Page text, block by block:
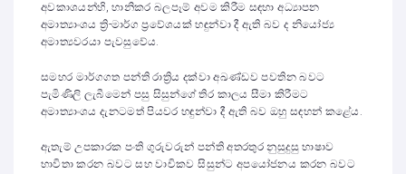
අවකාශයන්හි, හානිකර බලපෑම් අවම කිරීම සඳහා අධ්‍යාපන
අමාත්‍යාංශය ත්‍රි-මාර්ග ප්‍රවේශයක් හඳුන්වා දී ඇති බව ද නියෝජ්‍ය
අමාත්‍යවරයා පැවසුවේය.
සමහර මාර්ගගත පන්ති රාත්‍රිය දක්වා අඛණ්ඩව පවතින බවට
පැමිණිලි ලැබීමෙන් පසු සිසුන්ගේ තිර කාලය සීමා කිරීමට
අමාත්‍යාංශය දැනටමත් පියවර හඳුන්වා දී ඇති බව ඔහු සඳහන් කළේය.
ඇතැම් උපකාරක පංති ගුරුවරුන් පන්ති අතරතුර නුසුදුසු භාෂාව
භාවිතා කරන බවට සහ වාචිකව සිසුන්ට අපයෝජනය කරන බවට